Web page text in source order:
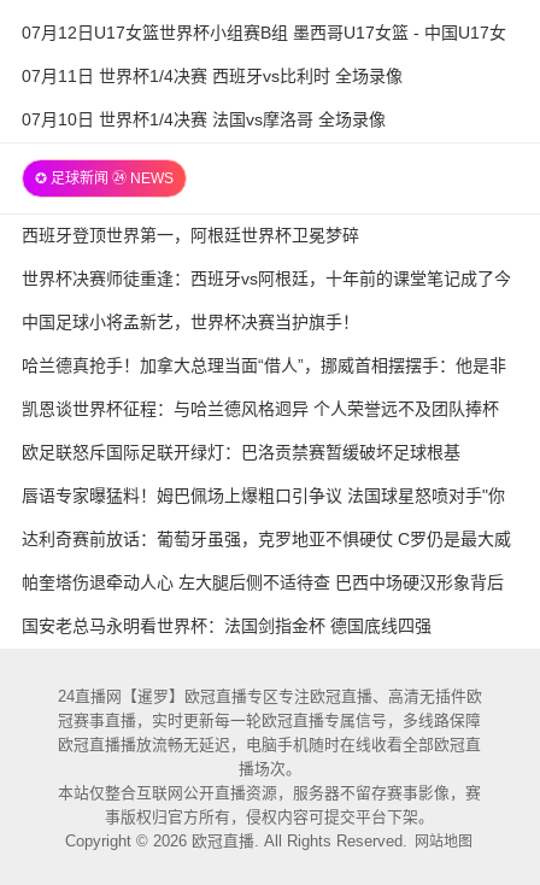
07月12日U17女篮世界杯小组赛B组 墨西哥U17女篮 - 中国U17女
篮 全场录像
07月11日 世界杯1/4决赛 西班牙vs比利时 全场录像
07月10日 世界杯1/4决赛 法国vs摩洛哥 全场录像
✪ 足球新闻 ㉔ NEWS
西班牙登顶世界第一，阿根廷世界杯卫冕梦碎
世界杯决赛师徒重逢：西班牙vs阿根廷，十年前的课堂笔记成了今
天的战术板
中国足球小将孟新艺，世界杯决赛当护旗手！
哈兰德真抢手！加拿大总理当面“借人”，挪威首相摆摆手：他是非
卖品
凯恩谈世界杯征程：与哈兰德风格迥异 个人荣誉远不及团队捧杯
欧足联怒斥国际足联开绿灯：巴洛贡禁赛暂缓破坏足球根基
唇语专家曝猛料！姆巴佩场上爆粗口引争议 法国球星怒喷对手"你
妈的X"
达利奇赛前放话：葡萄牙虽强，克罗地亚不惧硬仗 C罗仍是最大威
胁
帕奎塔伤退牵动人心 左大腿后侧不适待查 巴西中场硬汉形象背后
藏隐忧
国安老总马永明看世界杯：法国剑指金杯 德国底线四强
24直播网【暹罗】欧冠直播专区专注欧冠直播、高清无插件欧
冠赛事直播，实时更新每一轮欧冠直播专属信号，多线路保障
欧冠直播播放流畅无延迟，电脑手机随时在线收看全部欧冠直
播场次。
本站仅整合互联网公开直播资源，服务器不留存赛事影像，赛
事版权归官方所有，侵权内容可提交平台下架。
Copyright © 2026 欧冠直播. All Rights Reserved.
网站地图